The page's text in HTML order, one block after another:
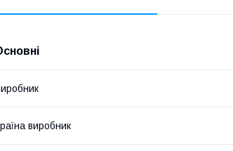
виробник